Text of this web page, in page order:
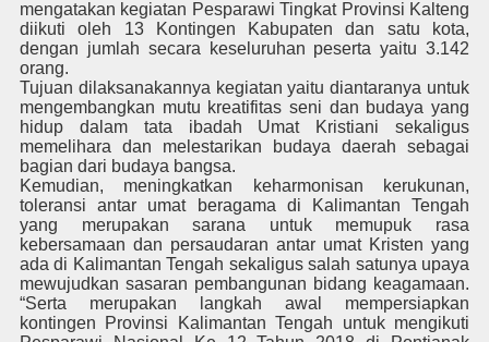
mengatakan kegiatan Pesparawi Tingkat Provinsi Kalteng
diikuti oleh 13 Kontingen Kabupaten dan satu kota,
dengan jumlah secara keseluruhan peserta yaitu 3.142
orang.
Tujuan dilaksanakannya kegiatan yaitu diantaranya untuk
mengembangkan mutu kreatifitas seni dan budaya yang
hidup dalam tata ibadah Umat Kristiani sekaligus
memelihara dan melestarikan budaya daerah sebagai
bagian dari budaya bangsa.
Kemudian, meningkatkan keharmonisan kerukunan,
toleransi antar umat beragama di Kalimantan Tengah
yang merupakan sarana untuk memupuk rasa
kebersamaan dan persaudaran antar umat Kristen yang
ada di Kalimantan Tengah sekaligus salah satunya upaya
mewujudkan sasaran pembangunan bidang keagamaan.
“Serta merupakan langkah awal mempersiapkan
kontingen Provinsi Kalimantan Tengah untuk mengikuti